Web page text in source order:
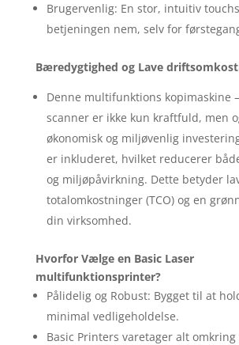
Brugervenlig: En stor, intuitiv
betjeningen nem, selv for
Bæredygtighed og Lave
Denne multifunktions kopimaskine
scanner er ikke kun kraftfuld, men
økonomisk og miljøvenlig
er inkluderet, hvilket reducerer
og miljøpåvirkning. Dette betyder
totalomkostninger (TCO) og en
din virksomhed.
Hvorfor Vælge en Basic Laser
multifunktionsprinter?
Pålidelig og Robust: Bygget til at
minimal vedligeholdelse.
Basic Printers varetager alt